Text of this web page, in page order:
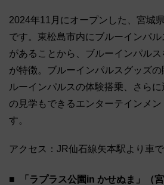
2024年11月にオープンした、宮城
です。東松島市内にブルーインパ
があることから、ブルーインパル
が特徴。ブルーインパルスグッズ
ルーインパルスの体験搭乗、さら
の見学もできるエンターテインメ
す。
アクセス：JR仙石線矢本駅より車
「ラプラス公園in かせぬま」（